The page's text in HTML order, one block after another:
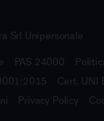
Srl Unipersonale
PAS 24000
Cert. UNI
Privacy Policy